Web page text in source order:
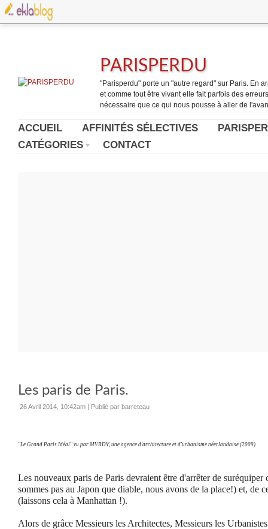
PARISPERDU
"Parisperdu" porte un "autre regard" sur Paris. En
et comme tout être vivant elle fait parfois des
nécessaire que ce qui nous pousse à aller de
ACCUEIL AFFINITÉS SÉLECTIVES
CATÉGORIES
CONTACT
Les paris de Paris.
26 Avril 2014, 10:42am | Publié par barreteau
"Le Grand Paris Idéal" vu par MVRDV, une agence d'architecture et d'urbanisme néerlandaise (2009)
Les nouveaux paris de Paris devraient être d'arrêter de suréquiper
sommes pas au Japon que diable, nous avons de la place!) et, de
(laissons cela à Manhattan !).
Alors de grâce Messieurs les Architectes, Messieurs les